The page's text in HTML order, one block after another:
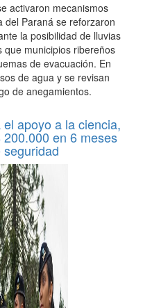
activaron mecanismos
del Paraná se reforzaron
la posibilidad de lluvias
municipios ribereños
de evacuación. En
de agua y se revisan
de anegamientos.
apoyo a la ciencia,
en 6 meses